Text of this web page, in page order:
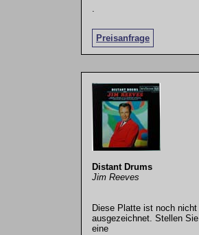
Preisanfrage
Distant Drums
Jim Reeves
Diese Platte ist noch nicht
ausgezeichnet. Stellen Sie
eine